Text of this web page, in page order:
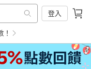
登入